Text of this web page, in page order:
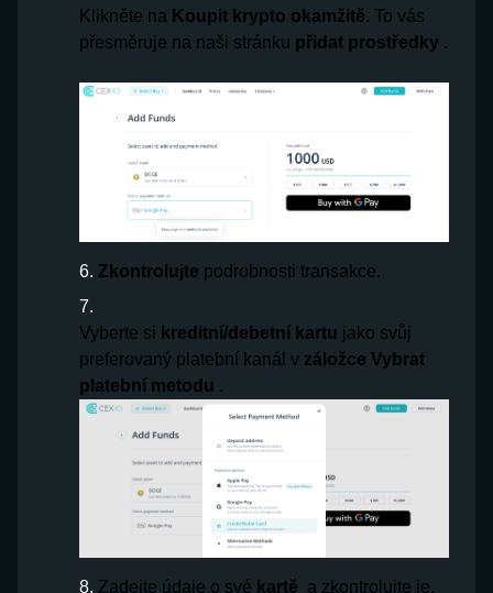
Klikněte na Koupit krypto okamžitě. To vás
přesměruje na naši stránku přidat prostředky .
Zkontrolujte podrobnosti transakce.
Vyberte si kreditní/debetní kartu jako svůj
preferovaný platební kanál v záložce Vybrat
platební metodu .
Zadejte údaje o své kartě a zkontrolujte je.